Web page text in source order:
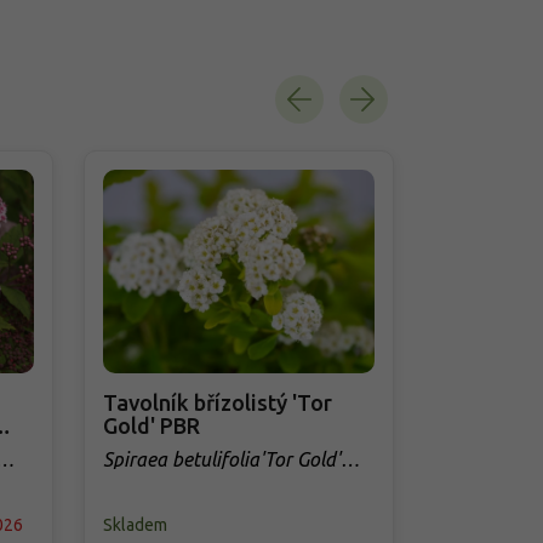
Tavolník břízolistý 'Tor
Gold' PBR
Spiraea betulifolia'Tor Gold'
Skladem